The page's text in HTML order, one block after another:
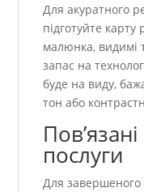
Для акуратного
підготуйте
малюнка, видимі
запас на
буде на виду,
тон або
послуги
Для завершеного